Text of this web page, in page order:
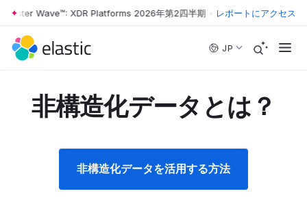
Skip to main content
Wave™: XDR Platforms 2026年第2四半期 • The Forrester Wave™:
レポートにアクセス
JP
非構造化データとは？
非構造化データを活用する方法